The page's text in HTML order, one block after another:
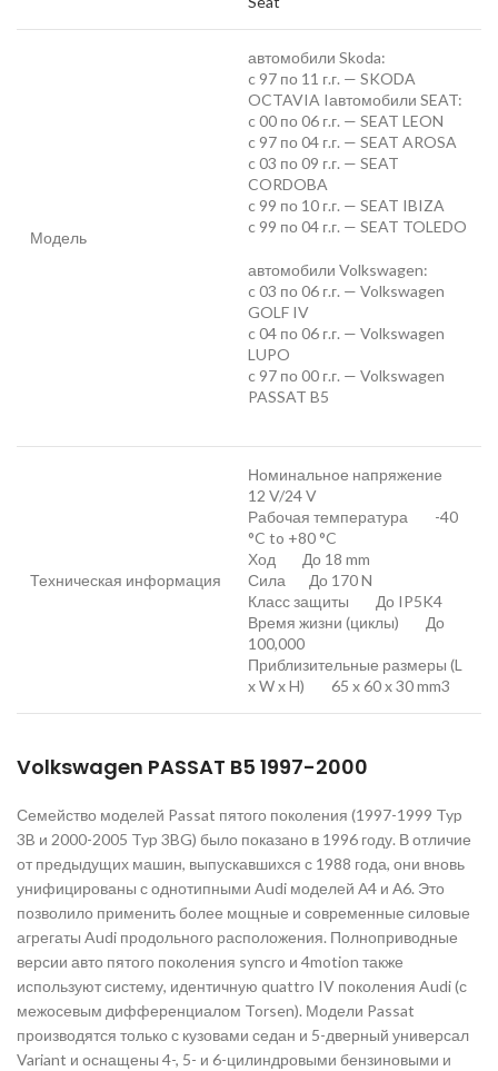
Модель
автомобили Skoda:
c 97 по 11 г.г. — SKODA
OCTAVIA Iавтомобили SEAT:
c 00 по 06 г.г. — SEAT LEON
c 97 по 04 г.г. — SEAT AROSA
c 03 по 09 г.г. — SEAT
CORDOBA
c 99 по 10 г.г. — SEAT IBIZA
c 99 по 04 г.г. — SEAT TOLEDO
автомобили Volkswagen:
c 03 по 06 г.г. — Volkswagen
GOLF IV
c 04 по 06 г.г. — Volkswagen
LUPO
c 97 по 00 г.г. — Volkswagen
PASSAT B5
Техническая информация
Номинальное напряжение
12 V/24 V
Рабочая температура -40
°C to +80 °C
Ход До 18 mm
Сила До 170 N
Класс защиты До IP5K4
Время жизни (циклы) До
100,000
Приблизительные размеры (L
x W x H) 65 x 60 x 30 mm3
Volkswagen PASSAT B5 1997-2000
Семейство моделей Passat пятого поколения (1997-1999 Typ
3B и 2000-2005 Typ 3BG) было показано в 1996 году. В отличие
от предыдущих машин, выпускавшихся с 1988 года, они вновь
унифицированы с однотипными Audi моделей А4 и А6. Это
позволило применить более мощные и современные силовые
агрегаты Audi продольного расположения. Полноприводные
версии авто пятого поколения syncro и 4motion также
используют систему, идентичную quattro IV поколения Audi (с
межосевым дифференциалом Torsen). Модели Passat
производятся только с кузовами седан и 5-дверный универсал
Variant и оснащены 4-, 5- и 6-цилиндровыми бензиновыми и